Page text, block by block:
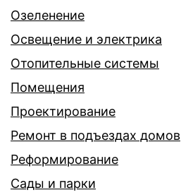
Озеленение
Освещение и электрика
Отопительные системы
Помещения
Проектирование
Ремонт в подъездах домов
Реформирование
Сады и парки